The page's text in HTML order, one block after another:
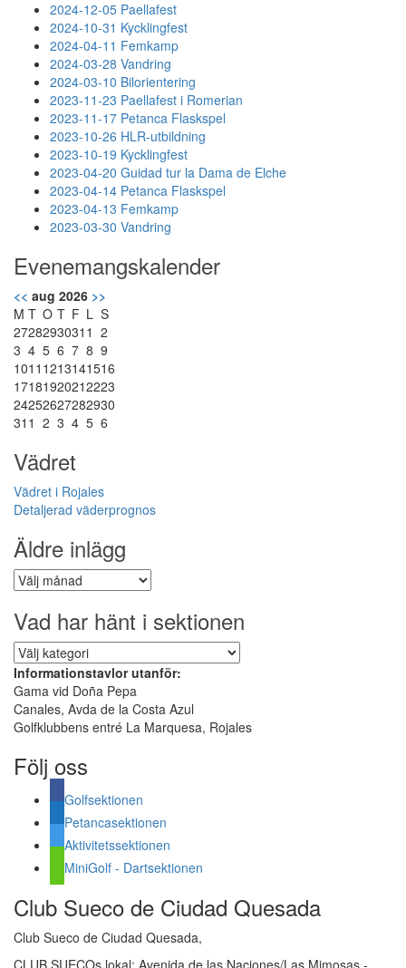
2024-12-05 Paellafest
2024-10-31 Kycklingfest
2024-04-11 Femkamp
2024-03-28 Vandring
2024-03-10 Bilorientering
2023-11-23 Paellafest i Romerian
2023-11-17 Petanca Flaskspel
2023-10-26 HLR-utbildning
2023-10-19 Kycklingfest
2023-04-20 Guidad tur la Dama de Elche
2023-04-14 Petanca Flaskspel
2023-04-13 Femkamp
2023-03-30 Vandring
Evenemangskalender
<< aug 2026 >>
M T O T F L S
2728293031 1 2
3 4 5 6 7 8 9
1011 1213141516
17181920212223
24252627282930
31 1 2 3 4 5 6
Vädret
Vädret i Rojales
Detaljerad väderprognos
Äldre inlägg
Äldre
inlägg
Vad har hänt i sektionen
Vad
har
hänt
i
sektionen
Informationstavlor utanför:
Gama vid Doña Pepa
Canales, Avda de la Costa Azul
Golfklubbens entré La Marquesa, Rojales
Följ oss
Golfsektionen
Petancasektionen
Aktivitetssektionen
MiniGolf - Dartsektionen
Club Sueco de Ciudad Quesada
Club Sueco de Ciudad Quesada,